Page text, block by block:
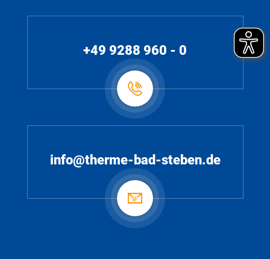
+49 9288 960 - 0
info@therme-bad-steben.de